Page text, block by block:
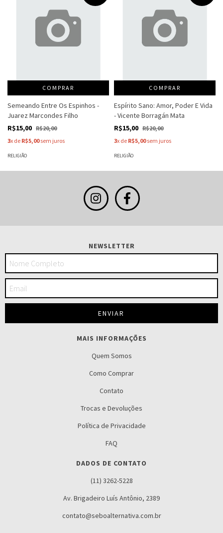
COMPRAR
Semeando Entre Os Espinhos -
Juarez Marcondes Filho
R$15,00 R$20,00
3x de R$5,00sem juros
RELIGIÃO
COMPRAR
Espírito Sano: Amor, Poder E Vida
- Vicente Borragán Mata
R$15,00 R$20,00
3x de R$5,00sem juros
RELIGIÃO
NEWSLETTER
MAIS INFORMAÇÕES
Quem Somos
Como Comprar
Contato
Trocas e Devoluções
Política de Privacidade
FAQ
DADOS DE CONTATO
(11) 3262-5228
Av. Brigadeiro Luís Antônio, 2389
contato@seboalternativa.com.br